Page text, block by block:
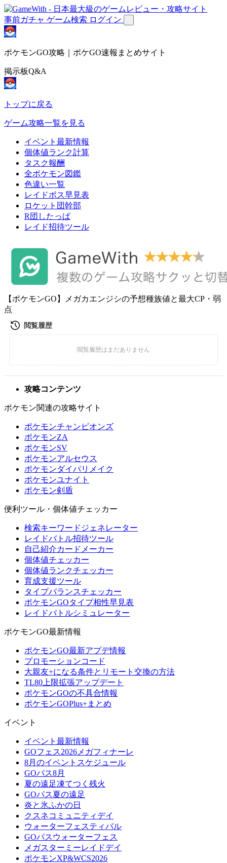
事前ガチャ ゲーム検索 ログイン
ポケモンGO攻略｜ポケGO速報まとめサイト
掲示板Q&A
トップに戻る
ゲーム攻略一覧を見る
イベント最新情報
個体値ランク計算
タスク報酬
全ポケモン図鑑
色違い一覧
レイドボス早見表
ロケット団幹部
R団したっぱ
レイド招待ツール
【ポケモンGO】メガカエンジシの予想種族値と最大CP・弱
点
攻略コンテンツ
ポケモン関連の攻略サイト
ポケモンチャンピオンズ
ポケモンZA
ポケモンSV
ポケモンアルセウス
ポケモンダイパリメイク
ポケモンユナイト
ポケモン剣盾
便利ツール・個体値チェッカー
検索キーワードジェネレーター
レイドバトル招待ツール
自己紹介カードメーカー
個体値チェッカー
個体値ランクチェッカー
育成支援ツール
タイプバランスチェッカー
ポケモンGOタイプ相性早見表
レイドバトルシミュレーター
ポケモンGO最新情報
ポケモンGO最新アプデ情報
プロモーションコード
大親友+になる条件とリモート交換の方法
TL80上限拡張アップデート
ポケモンGOの不具合情報
ポケモンGOPlus+まとめ
イベント
イベント最新情報
GOフェス2026メガフィナーレ
8月のイベントスケジュール
GOパス8月
夏の遠足凍てつく残火
GOパス夏の遠足
炎と氷ふかの日
クスネコミュニティデイ
ウォーターフェスティバル
GOパスウォーターフェス
メガスターミーレイドデイ
ポケモンXP&WCS2026